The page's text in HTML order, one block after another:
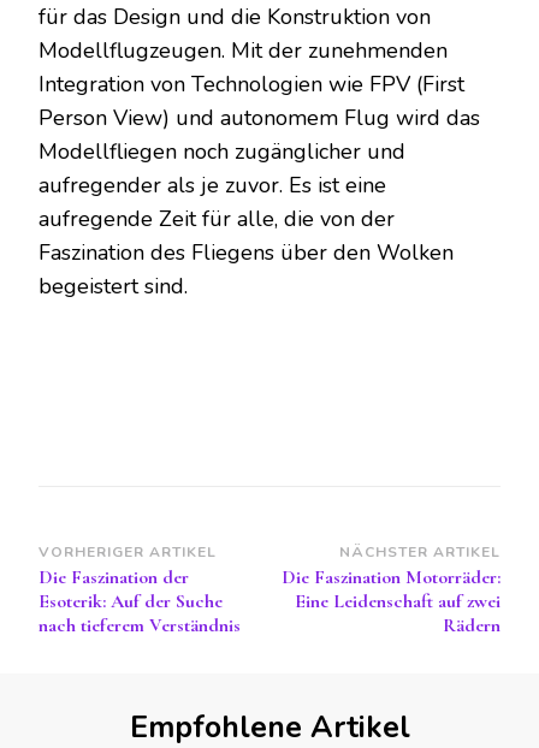
für das Design und die Konstruktion von
Modellflugzeugen. Mit der zunehmenden
Integration von Technologien wie FPV (First
Person View) und autonomem Flug wird das
Modellfliegen noch zugänglicher und
aufregender als je zuvor. Es ist eine
aufregende Zeit für alle, die von der
Faszination des Fliegens über den Wolken
begeistert sind.
Beitragsnavigation
VORHERIGER ARTIKEL
Die Faszination der
Esoterik: Auf der Suche
nach tieferem Verständnis
NÄCHSTER ARTIKEL
Die Faszination Motorräder:
Eine Leidenschaft auf zwei
Rädern
Empfohlene Artikel